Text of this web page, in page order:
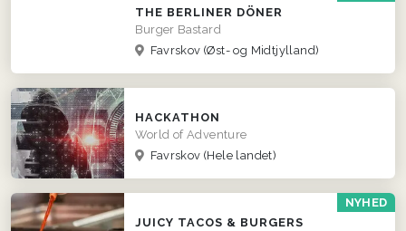
THE BERLINER DÖNER
Burger Bastard
Favrskov (Øst- og Midtjylland)
HACKATHON
World of Adventure
Favrskov (Hele landet)
NYHED
JUICY TACOS & BURGERS